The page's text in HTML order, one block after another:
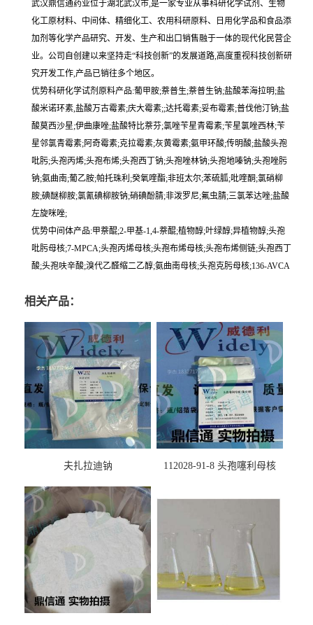
武汉鼎信通药业位于湖北武汉市,是一家专业从事科研化学试剂、生物
化工原材料、中间体、精细化工、农用科研原料、日用化学品和食品添
加剂等化学产品研究、开发、生产和出口销售融于一体的现代化民营企
业。公司自创建以来坚持走“科技创新”的发展道路,高度重视科技创新研
究开发工作,产品已销往多个地区。
优势科研化学试剂原料产品:葡甲胺;萘普生;萘普生钠;盐酸苯海拉明;盐
酸米诺环素,盐酸万古霉素;庆大霉素;;达托霉素;妥布霉素;普伐他汀钠;盐
酸莫西沙星;伊曲康唑;盐酸特比萘芬;氯唑苄星青霉素;苄星氯唑西林;苄
星邻氯青霉素;阿奇霉素;克拉霉素;灰黄霉素;氨甲环酸;传明酸;盐酸头孢
吡肟;头孢丙烯;头孢布烯;头孢西丁钠;头孢唑林钠;头孢地嗪钠;头孢唑肟
钠;氨曲南;葡乙胺;帕托珠利;癸氧喹酯;非班太尔;苯硫胍;吡喹酮;氯硝柳
胺;碘醚柳胺;氯氰碘柳胺钠;硝碘酚腈;非泼罗尼;氟虫腈;三氯苯达唑;盐酸
左旋咪唑;
优势中间体产品:甲萘醌;2-甲基-1,4-萘醌;植物醇;叶绿醇;异植物醇;头孢
吡肟母核;7-MPCA;头孢丙烯母核;头孢布烯母核;头孢布烯侧链;头孢西丁
酸;头孢呋辛酸;溴代乙醛缩二乙醇;氨曲南母核;头孢克肟母核;136-AVCA
相关产品：
夫扎拉迪钠
112028-91-8 头孢噻利母核